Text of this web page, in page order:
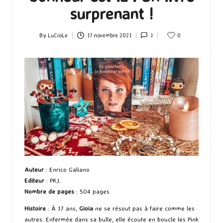
surprenant !
Posted
By LuCioLe 17 novembre 2021 1 0
Auteur : Enrico Galiano
Editeur : PKJ.
Nombre de pages : 504 pages
Histoire : À 17 ans, Gioia ne se résout pas à faire comme les
autres. Enfermée dans sa bulle, elle écoute en boucle les Pink